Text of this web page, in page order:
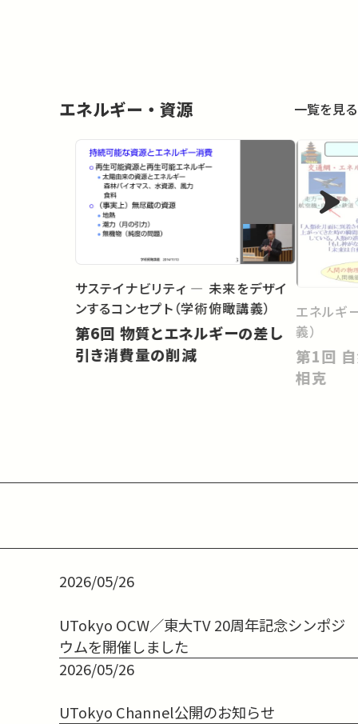
エネルギー・資源 一覧を見る
サステイナビリティ ― 未来をデザイ
ンするコンセプト（学術俯瞰講義）
第6回 物質とエネルギーの差し
引き消費量の削減
エネルギ
義）
第1回 自然環境と人工環境との
相克
2026/05/26
UTokyo OCW／東大TV 20周年記念シンポジ
ウムを開催しました
2026/05/26
UTokyo Channel公開のお知らせ